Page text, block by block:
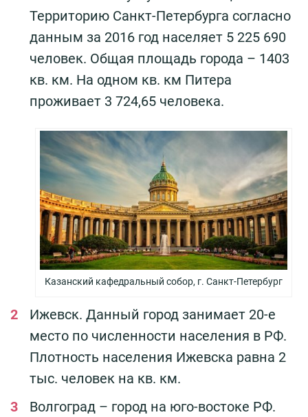
Территорию Санкт-Петербурга согласно
данным за 2016 год населяет 5 225 690
человек. Общая площадь города – 1403
кв. км. На одном кв. км Питера
проживает 3 724,65 человека.
Казанский кафедральный собор, г. Санкт-Петербург
Ижевск. Данный город занимает 20-е
место по численности населения в РФ.
Плотность населения Ижевска равна 2
тыс. человек на кв. км.
Волгоград – город на юго-востоке РФ.